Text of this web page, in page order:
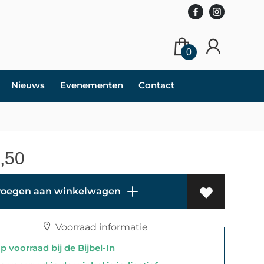
0
Nieuws Evenementen Contact
aan winkelwagen
Voorraad informatie
voorraad bij de Bijbel-In